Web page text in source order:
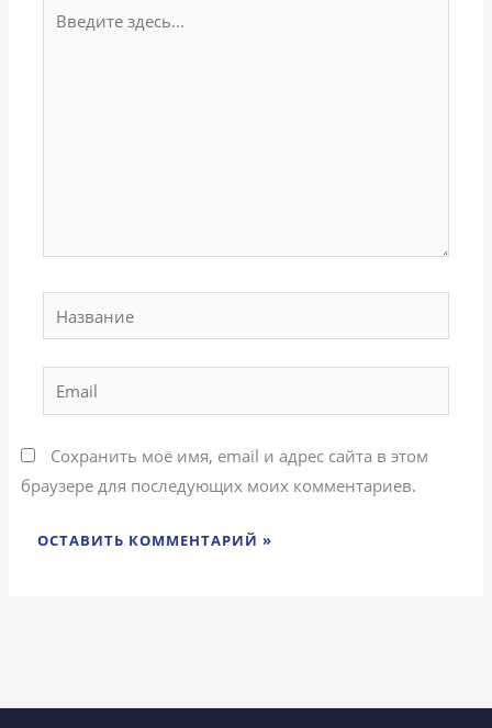
здесь...
Email
Сохранить моё имя, email и адрес сайта в этом
браузере для последующих моих комментариев.